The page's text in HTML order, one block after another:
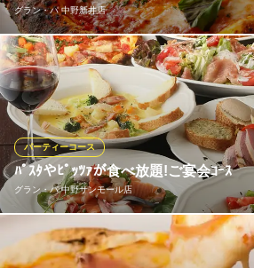
グラン・パ 中野新井店
やみつきのモチモチ感が特徴のナポリ風ピ
で仕込んでます。
グラン・パ 中野新井店
ナチュラルイタリアン
ＪＲ中野駅北口 徒歩10分
東京都中野区新井3-1-11
ﾊﾟｽﾀやﾋﾟｯﾂｧが食べ放題!ご宴会ｺｰｽ
グラン・パ 中野サンモール店
パーティーコース
各種ご宴会や女子会・ママ友会・懇親会
理。もっちもち食感の生麺に素材味豊かな